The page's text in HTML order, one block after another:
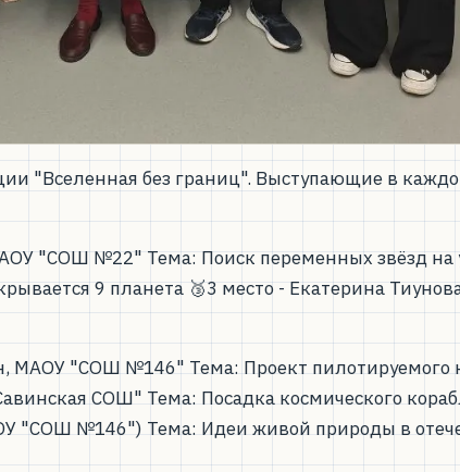
"Вселенная без границ". Выступающие в
"СОШ №22" Тема: Поиск переменных звёзд на
9 планета 🥉3 место - Екатерина
МАОУ "СОШ №146" Тема: Проект пилотируемого
СОШ" Тема: Посадка космического
№146") Тема: Идеи живой природы в